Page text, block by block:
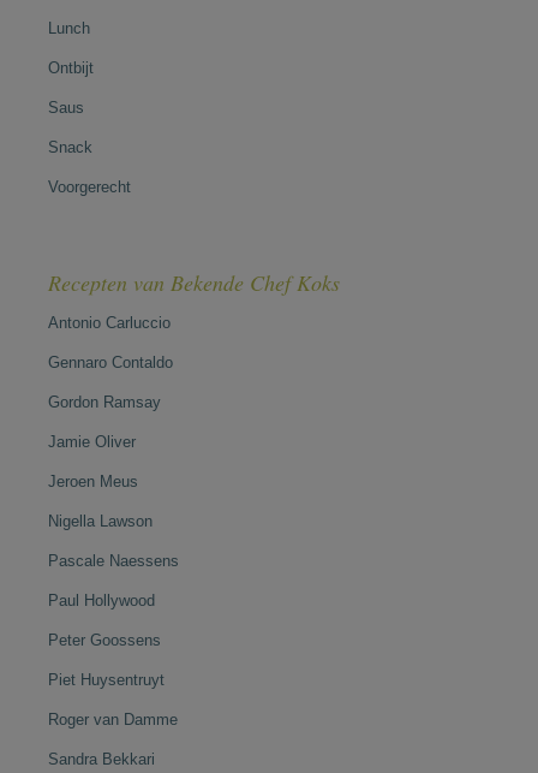
Lunch
Ontbijt
Saus
Snack
Voorgerecht
Recepten van Bekende Chef Koks
Antonio Carluccio
Gennaro Contaldo
Gordon Ramsay
Jamie Oliver
Jeroen Meus
Nigella Lawson
Pascale Naessens
Paul Hollywood
Peter Goossens
Piet Huysentruyt
Roger van Damme
Sandra Bekkari